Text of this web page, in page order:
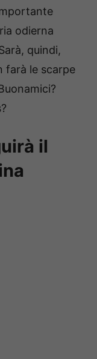
odierna
quindi,
farà le scarpe
il